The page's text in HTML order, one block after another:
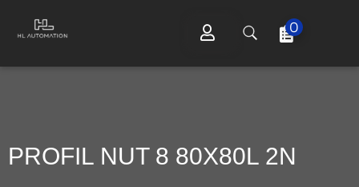
0
PROFIL NUT 8 80X80L 2N